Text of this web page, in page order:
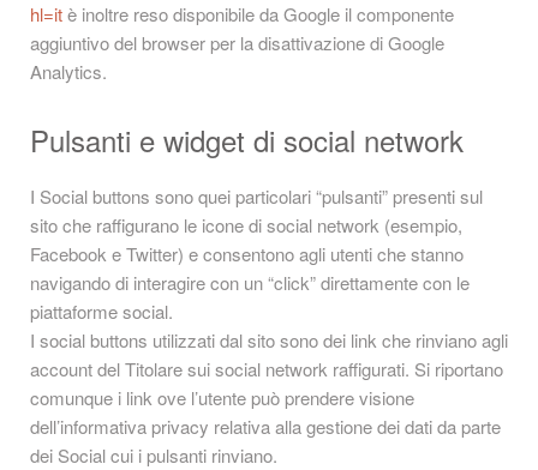
hl=itè inoltre reso disponibile da Google il componente
aggiuntivo del browser per la disattivazione di Google
Analytics.
Pulsanti e widget di social network
I Social buttons sono quei particolari “pulsanti” presenti sul
sito che raffigurano le icone di social network (esempio,
Facebook e Twitter) e consentono agli utenti che stanno
navigando di interagire con un “click” direttamente con le
piattaforme social.
I social buttons utilizzati dal sito sono dei link che rinviano agli
account del Titolare sui social network raffigurati. Si riportano
comunque i link ove l’utente può prendere visione
dell’informativa privacy relativa alla gestione dei dati da parte
dei Social cui i pulsanti rinviano.